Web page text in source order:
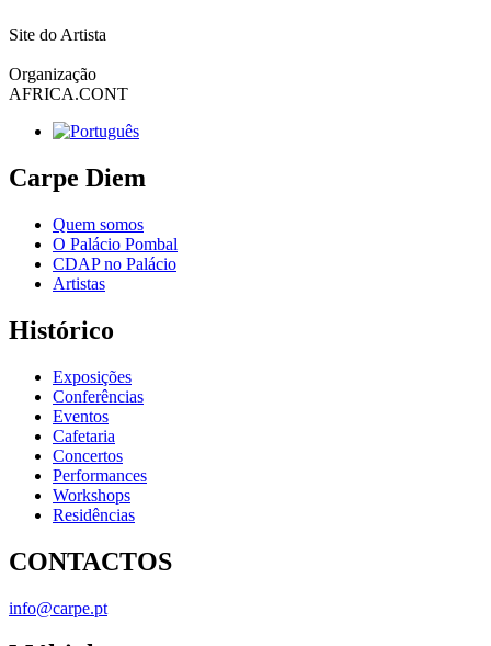
Site do Artista
Organização
AFRICA.CONT
Carpe Diem
Quem somos
O Palácio Pombal
CDAP no Palácio
Artistas
Histórico
Exposições
Conferências
Eventos
Cafetaria
Concertos
Performances
Workshops
Residências
CONTACTOS
info@carpe.pt